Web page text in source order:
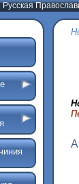
Русская